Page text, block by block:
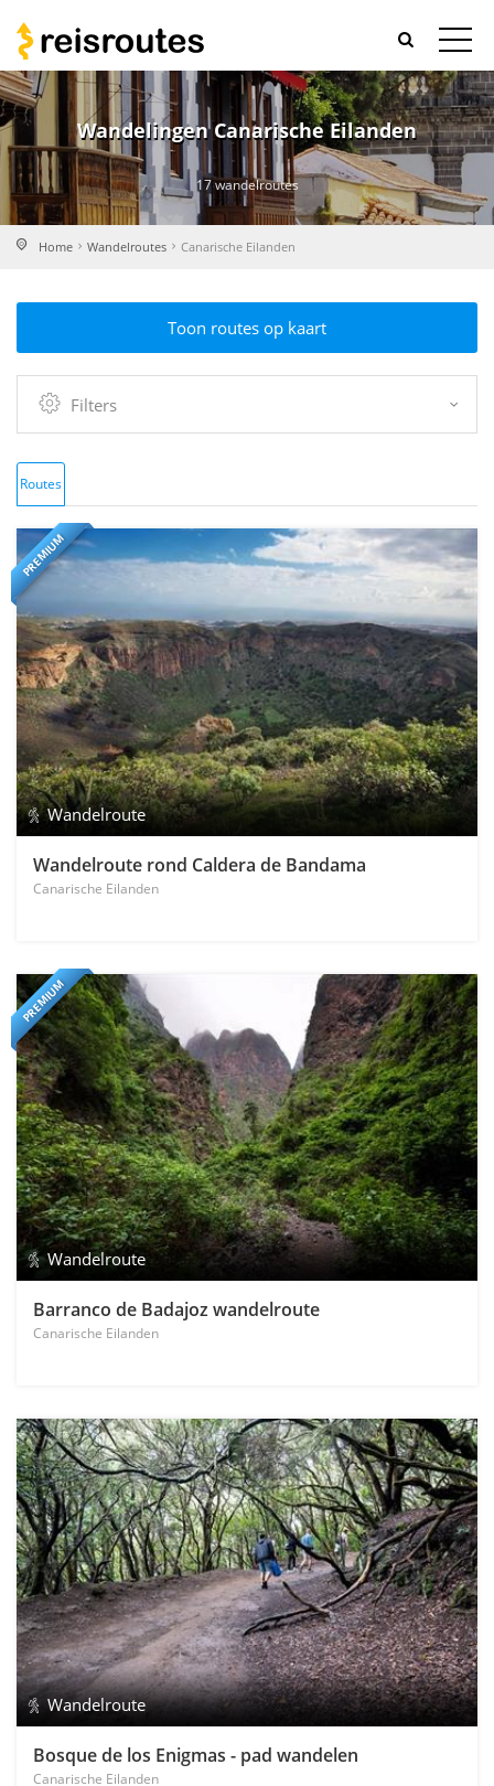
Wandelingen Canarische Eilanden
17 wandelroutes
Home Wandelroutes Canarische Eilanden
Toon routes op kaart
Filters
Routes
PREMIUM
Wandelroute
Wandelroute rond Caldera de Bandama
Canarische Eilanden
PREMIUM
Wandelroute
Barranco de Badajoz wandelroute
Canarische Eilanden
Wandelroute
Bosque de los Enigmas - pad wandelen
Canarische Eilanden